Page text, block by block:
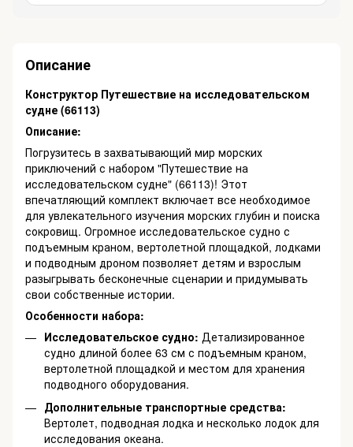
Описание
Конструктор Путешествие на исследовательском
судне (66113)
Описание:
Погрузитесь в захватывающий мир морских
приключений с набором "Путешествие на
исследовательском судне" (66113)! Этот
впечатляющий комплект включает все необходимое
для увлекательного изучения морских глубин и поиска
сокровищ. Огромное исследовательское судно с
подъемным краном, вертолетной площадкой, лодками
и подводным дроном позволяет детям и взрослым
разыгрывать бесконечные сценарии и придумывать
свои собственные истории.
Особенности набора:
Исследовательское судно: Детализированное
судно длиной более 63 см с подъемным краном,
вертолетной площадкой и местом для хранения
подводного оборудования.
Дополнительные транспортные средства:
Вертолет, подводная лодка и несколько лодок для
исследования океана.